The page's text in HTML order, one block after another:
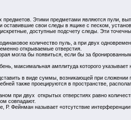
предметов. Этими предметами являются пули,
оставившие свои следы в ящике с песком,
доступные подсчету следы. Эти
количество пуль, а при двух
открываемые отверстия.
могла бы появиться, если бы за
максимальная амплитуда которого указывает
в виде суммы, возникающей при сложении
также проецируются в пространстве,
при двух открытых отверстиях равно
совпадают.
Р. Фейнман называет «отсутствие